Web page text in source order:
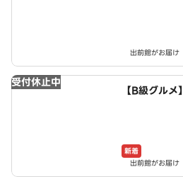
出前館がお届け
受付休止中
【B級グル
新着
出前館がお届け